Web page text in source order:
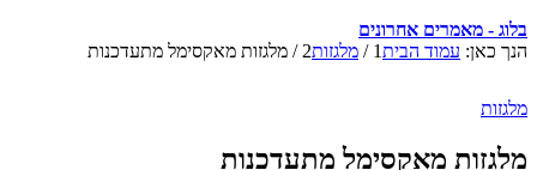
בלוג - מאמרים אחרונים
הנך כאן: עמוד הבית1
/ מלגזות2
/ מלגזות מאקסימל מתעדכנות
מלגזות
מלגזות מאקסימל מתעדכנות